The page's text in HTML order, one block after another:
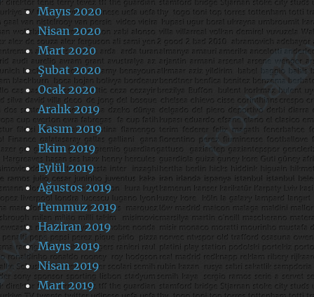
Mayıs 2020
Nisan 2020
Mart 2020
Şubat 2020
Ocak 2020
Aralık 2019
Kasım 2019
Ekim 2019
Eylül 2019
Ağustos 2019
Temmuz 2019
Haziran 2019
Mayıs 2019
Nisan 2019
Mart 2019